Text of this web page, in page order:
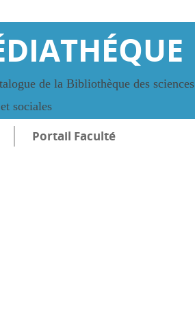
de la Bibliothèque des sciences
sociales
Portail Faculté